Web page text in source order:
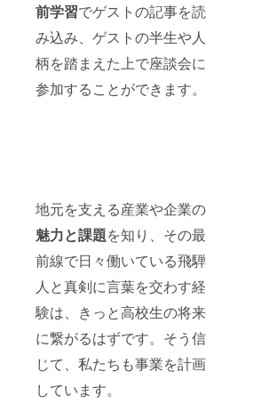
前学習でゲストの記事を読
み込み、ゲストの半生や人
柄を踏まえた上で座談会に
参加することができます。
地元を支える産業や企業の
魅力と課題を知り、その最
前線で日々働いている飛騨
人と真剣に言葉を交わす経
験は、きっと高校生の将来
に繋がるはずです。そう信
じて、私たちも事業を計画
しています。